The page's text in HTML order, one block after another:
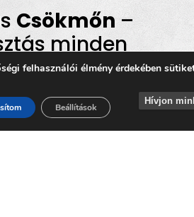
Csökmőn –
minden
pince- vagy
utáni rendrakásról,
vagy garázsrendezésről
felhasználói élmény érdekében
Beállítások
Hívjon